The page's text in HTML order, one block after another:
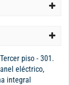
piso - 301.
eléctrico,
integral